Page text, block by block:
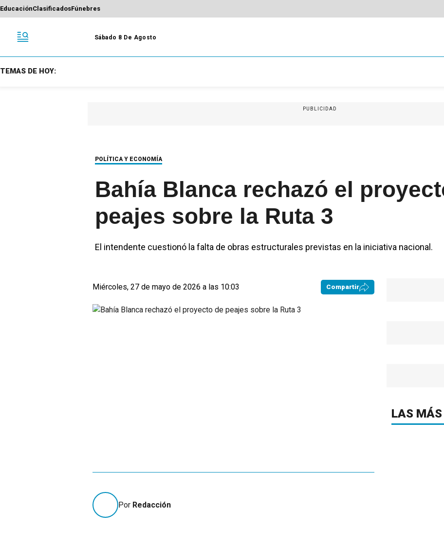
EducaciónClasificadosFúnebres
Sábado 8 De Agosto
TEMAS DE HOY:
PUBLICIDAD
POLÍTICA Y ECONOMÍA
Bahía Blanca rechazó el
peajes sobre la Ruta 3
El intendente cuestionó la falta de obras estructurales previstas en la iniciativa nacional.
Miércoles, 27 de mayo de 2026 a las 10:03 Compartir
Por Redacción
LAS